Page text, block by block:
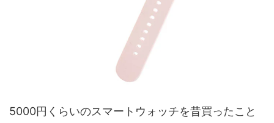
5000円くらいのスマートウォッチを昔買ったこと